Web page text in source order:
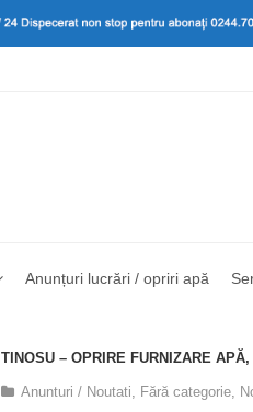
Anunțuri lucrări / opriri apă
TINOSU – OPRIRE FURNIZARE
Anunturi / Noutati Fără categorie